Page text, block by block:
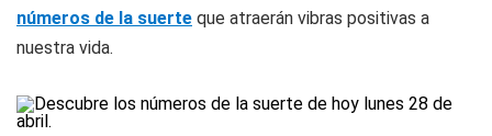
números de la suerte que atraerán vibras positivas a
nuestra vida.